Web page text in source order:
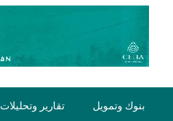
بنوك وتمويل تقارير وتحليلات